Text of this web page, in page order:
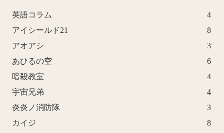
英語コラム
4
アイシールド21
8
アオアシ
3
あひるの空
6
暗殺教室
4
宇宙兄弟
4
炎炎ノ消防隊
3
カイジ
8